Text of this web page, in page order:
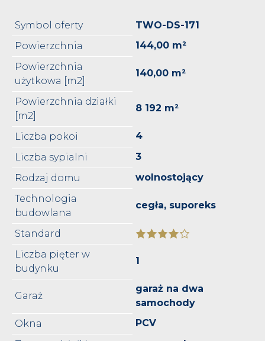
Symbol oferty
TWO-DS-171
Powierzchnia
144,00 m²
Powierzchnia
użytkowa [m2]
140,00 m²
Powierzchnia działki
[m2]
8 192 m²
Liczba pokoi
4
Liczba sypialni
3
Rodzaj domu
wolnostojący
Technologia
budowlana
cegła, suporeks
Standard
Liczba pięter w
budynku
1
Garaż
garaż na dwa
samochody
Okna
PCV